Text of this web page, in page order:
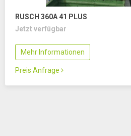
RUSCH 360A 41 PLUS
Jetzt verfügbar
Mehr Informationen
Preis Anfrage